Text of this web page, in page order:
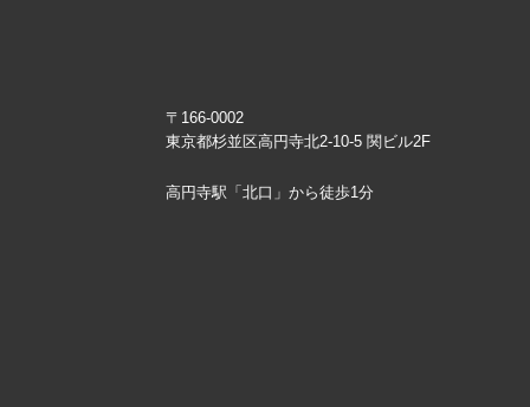
〒166-0002
東京都杉並区高円寺北2-10-5 関ビル2F
高円寺駅「北口」から徒歩1分